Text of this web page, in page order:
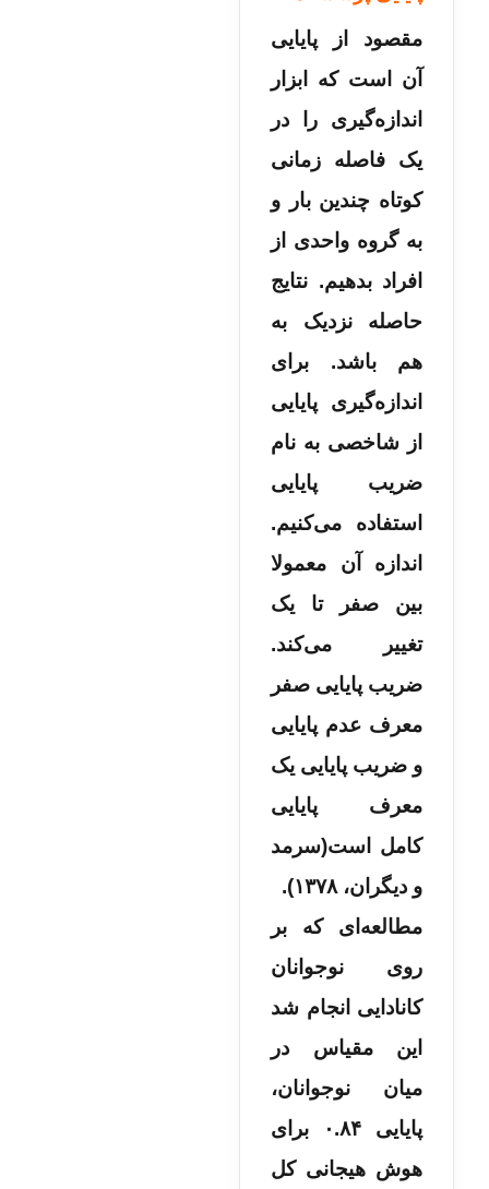
مقصود از پایایی
آن است که ابزار
اندازه‌گیری را در
یک فاصله زمانی
کوتاه چندین بار و
به گروه واحدی از
افراد بدهیم. نتایج
حاصله نزدیک به
هم باشد. برای
اندازه‌گیری پایایی
از شاخصی به نام
ضریب پایایی
استفاده می‌کنیم.
اندازه آن معمولا
بین صفر تا یک
تغییر می‌کند.
ضریب پایایی صفر
معرف عدم پایایی
و ضریب پایایی یک
معرف پایایی
کامل است(سرمد
و دیگران، ۱۳۷۸).
مطالعه‌ای که بر
روی نوجوانان
کانادایی انجام شد
این مقیاس در
میان نوجوانان،
پایایی ۰.۸۴ برای
هوش هیجانی کل